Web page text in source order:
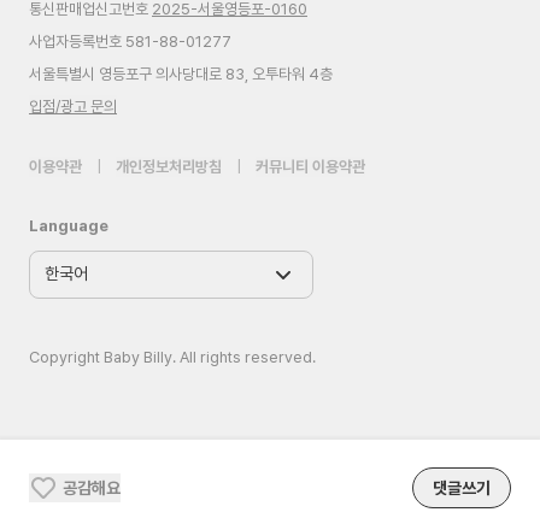
공감해요 댓글쓰기
통신판매업신고번호 2025-서울영등포-0160
사업자등록번호 581-88-01277
서울특별시 영등포구 의사당대로 83, 오투타워 4층
입점/광고 문의
이용약관 개인정보처리방침 커뮤니티 이용약관
Language
Copyright Baby Billy. All rights reserved.